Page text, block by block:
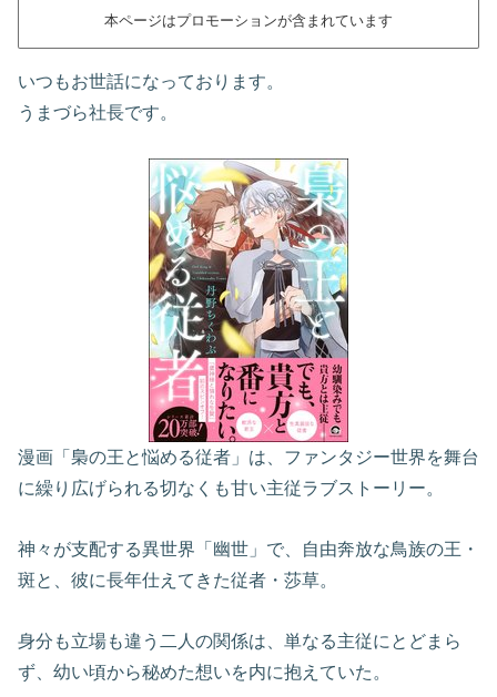
本ページはプロモーションが含まれています
いつもお世話になっております。
うまづら社長です。
漫画「梟の王と悩める従者」は、ファンタジー世界を舞台
に繰り広げられる切なくも甘い主従ラブストーリー。
神々が支配する異世界「幽世」で、自由奔放な鳥族の王・
斑と、彼に長年仕えてきた従者・莎草。
身分も立場も違う二人の関係は、単なる主従にとどまら
ず、幼い頃から秘めた想いを内に抱えていた。